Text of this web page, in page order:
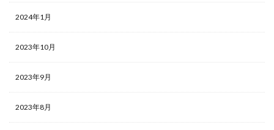
2024年1月
2023年10月
2023年9月
2023年8月